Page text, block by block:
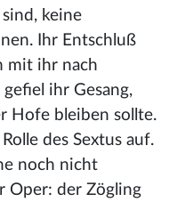
keine
Ihr Entschluß
mit ihr nach
ihr Gesang,
Hofe bleiben sollte.
des Sextus auf.
noch nicht
Oper: der Zögling